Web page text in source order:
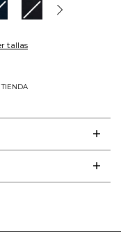
tallas
TIENDA